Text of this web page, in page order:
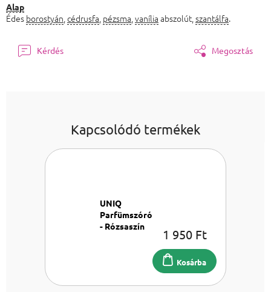
Alap
Édes borostyán cédrusfa pézsma vanília abszolút, szantálfa.
Kérdés Megosztás
Kapcsolódó termékek
UNIQ
Parfümszóró
- Rózsaszín
1 950 Ft
Kosárba